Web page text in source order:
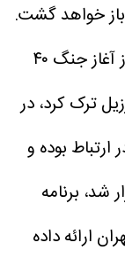
خواهد گشت.
اوسمار ویرا که در تاریخ ۱۰ اسفند و بعد از آغاز جنگ ۴۰
ترک کرد، در
بوده و
شد، برنامه
ارائه داده